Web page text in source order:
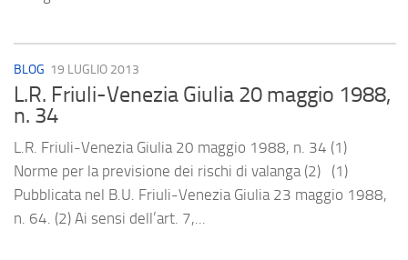
BLOG 19 LUGLIO 2013
L.R. Friuli-Venezia Giulia 20 maggio 1988,
n. 34
L.R. Friuli-Venezia Giulia 20 maggio 1988, n. 34 (1)
Norme per la previsione dei rischi di valanga (2) (1)
Pubblicata nel B.U. Friuli-Venezia Giulia 23 maggio 1988,
n. 64. (2) Ai sensi dell’art. 7,...